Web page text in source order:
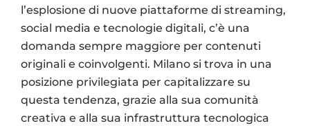
l’esplosione di nuove piattaforme di streaming,
social media e tecnologie digitali, c’è una
domanda sempre maggiore per contenuti
originali e coinvolgenti. Milano si trova in una
posizione privilegiata per capitalizzare su
questa tendenza, grazie alla sua comunità
creativa e alla sua infrastruttura tecnologica